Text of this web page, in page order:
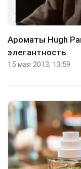
Ароматы Hugh
элегантность
15 мая 2013, 13:59